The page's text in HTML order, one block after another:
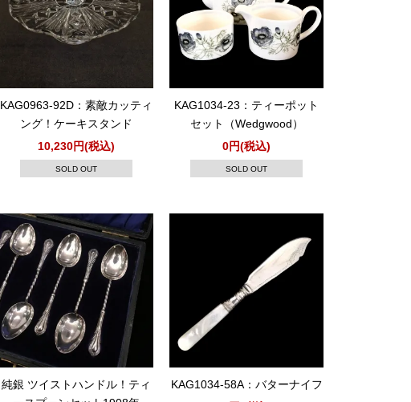
KAG0963-92D：素敵カッティ
ング！ケーキスタンド
10,230円(税込)
SOLD OUT
KAG1034-23：ティーポット
セット（Wedgwood）
0円(税込)
SOLD OUT
純銀 ツイストハンドル！ティ
KAG1034-58A：バターナイフ